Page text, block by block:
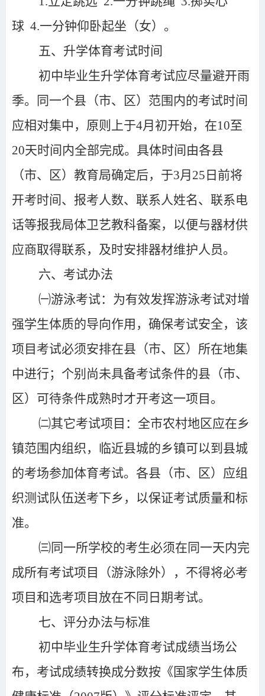
球 4.一分钟仰卧起坐（女）。
五、升学体育考试时间
初中毕业生升学体育考试应尽量避开雨
季。同一个县（市、区）范围内的考试时间
应相对集中，原则上于4月初开始，在10至
20天时间内全部完成。 具体时间由各县
（市、区）教育局确定后，于3月25日前将
开考时间、报考人数、联系人姓名、联系电
话等报我局体卫艺教科备案，以便与器材供
应商取得联系，及时安排器材维护人员。
六、考试办法
㈠游泳考试：为有效发挥游泳考试对增
强学生体质的导向作用，确保考试安全，该
项目考试必须安排在县（市、区）所在地集
中进行；个别尚未具备考试条件的县（市、
区）可待条件成熟时才开考这一项目。
㈡其它考试项目：全市农村地区应在乡
镇范围内组织，临近县城的乡镇可以到县城
的考场参加体育考试。各县（市、区）应组
织测试队伍送考下乡，以保证考试质量和标
准。
㈢同一所学校的考生必须在同一天内完
成所有考试项目（游泳除外），不得将必考
项目和选考项目放在不同日期考试。
七、评分办法与标准
初中毕业生升学体育考试成绩当场公
布，考试成绩转换成分数按《国家学生体质